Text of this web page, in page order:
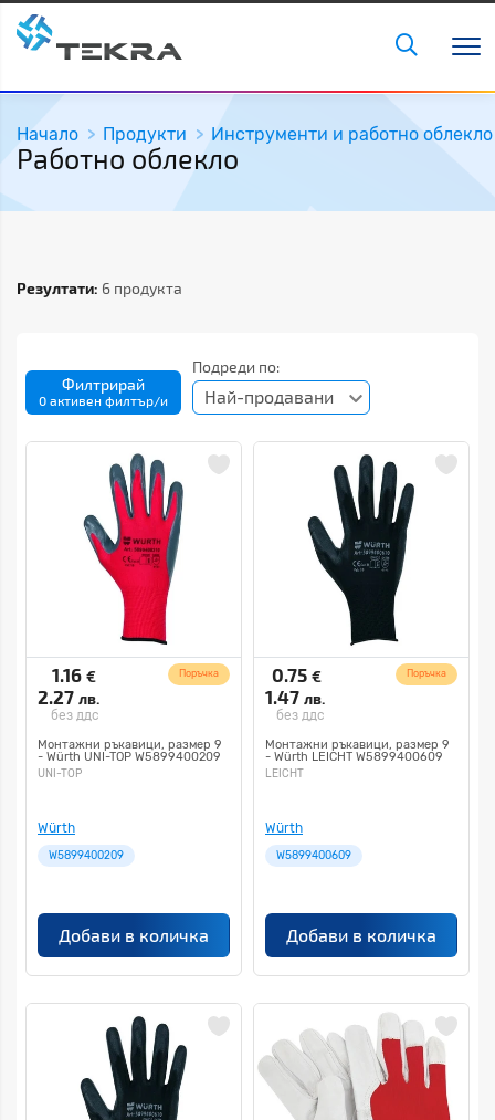
Начало Продукти Инструменти и работно облекло
Работно облекло
Резултати: 6 продукта
Филтрирай
0 активен филтър/и
Подреди по:
Най-продавани
1.16 €
2.27 лв.
без ддс
Поръчка
Монтажни ръкавици, размер 9
- Würth UNI-TOP W5899400209
UNI-TOP
Würth
W5899400209
Добави в количка
0.75 €
1.47 лв.
без ддс
Поръчка
Монтажни ръкавици, размер 9
- Würth LEICHT W5899400609
LEICHT
Würth
W5899400609
Добави в количка